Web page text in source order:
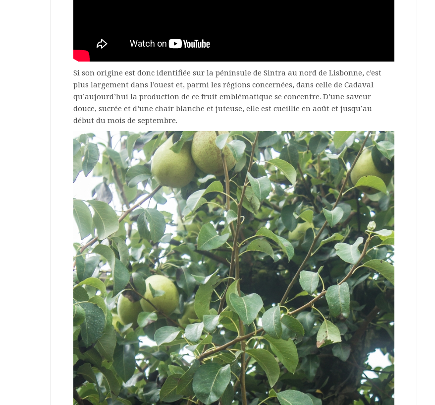
Si son origine est donc identifiée sur la péninsule de Sintra au nord de Lisbonne, c’est
plus largement dans l’ouest et, parmi les régions concernées, dans celle de Cadaval
qu’aujourd’hui la production de ce fruit emblématique se concentre. D’une saveur
douce, sucrée et d’une chair blanche et juteuse, elle est cueillie en août et jusqu’au
début du mois de septembre.